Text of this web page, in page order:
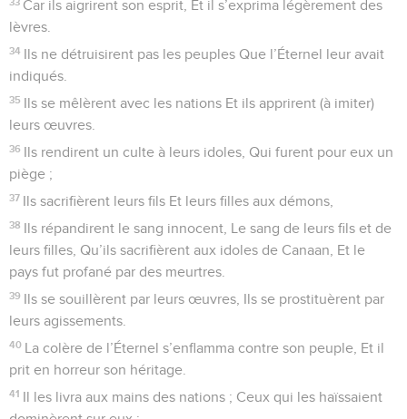
21 Qu’ils célèbrent l’Éternel (pour) sa bienveillance Et pour
ses merveilles en faveur des humains !
22 Qu’ils offrent des sacrifices de reconnaissance Et qu’ils
redisent ses œuvres avec des cris de joie !
23 Ceux qui voyageaient sur la mer dans des navires Et qui
faisaient des affaires sur les grandes eaux,
24 Ceux-là virent les œuvres de l’Éternel Et ses merveilles
dans les bas-fonds.
25
Il parla et fit lever un vent de tempête Qui souleva les
flots.
26 Ils montaient vers les cieux, Ils descendaient dans les
abîmes ; Leur âme se fondait dans le malheur ;
27 Saisis de vertige, ils chancelaient comme un homme ivre,
Et toute leur sagesse était engloutie.
28 Dans leur détresse, ils crièrent à l’Éternel, Et il les fit sortir
de leurs angoisses.
29 Il arrêta, calma la tempête, Et les flots se turent.